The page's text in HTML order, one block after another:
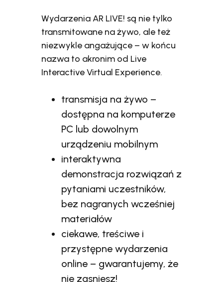
Wydarzenia AR LIVE! są nie tylko
transmitowane na żywo, ale też
niezwykle angażujące – w końcu
nazwa to akronim od Live
Interactive Virtual Experience.
transmisja na żywo –
dostępna na komputerze
PC lub dowolnym
urządzeniu mobilnym
interaktywna
demonstracja rozwiązań z
pytaniami uczestników,
bez nagranych wcześniej
materiałów
ciekawe, treściwe i
przystępne wydarzenia
online – gwarantujemy, że
nie zasniesz!